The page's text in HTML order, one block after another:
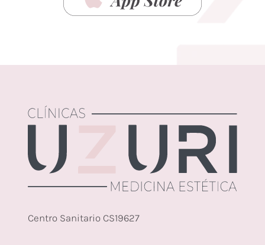
Centro Sanitario CS19627